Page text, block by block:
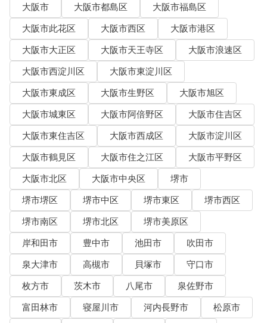
大阪市 大阪市都島区
大阪市福島区
大阪市此花区
大阪市西区
大阪市港区
大阪市大正区
大阪市天王寺区
大阪市浪速区
大阪市西淀川区
大阪市東淀川区
大阪市東成区
大阪市生野区
大阪市旭区
大阪市城東区
大阪市阿倍野区
大阪市住吉区
大阪市東住吉区
大阪市西成区
大阪市淀川区
大阪市鶴見区
大阪市住之江区
大阪市平野区
大阪市北区
大阪市中央区
堺市
堺市堺区
堺市中区 堺市東区
堺市西区
堺市南区
堺市北区
堺市美原区
岸和田市
豊中市 池田市
吹田市
泉大津市
高槻市 貝塚市
守口市
枚方市
茨木市 八尾市
泉佐野市
富田林市
寝屋川市 河内長野市
松原市